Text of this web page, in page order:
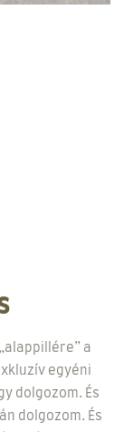
a
egyéni
dolgozom. És
dolgozom. És